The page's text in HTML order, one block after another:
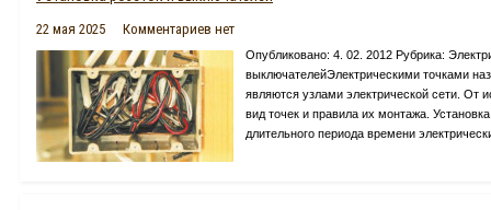
22 мая 2025 Комментариев нет
Опубликовано: 4. 02. 2012 Рубрика:
выключателейЭлектрическими точками
являются узлами электрической сети. От
вид точек и правила их монтажа.
длительного периода времени